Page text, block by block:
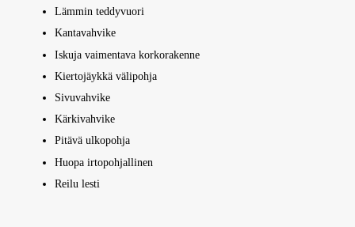
Lämmin teddyvuori
Kantavahvike
Iskuja vaimentava korkorakenne
Kiertojäykkä välipohja
Sivuvahvike
Kärkivahvike
Pitävä ulkopohja
Huopa irtopohjallinen
Reilu lesti